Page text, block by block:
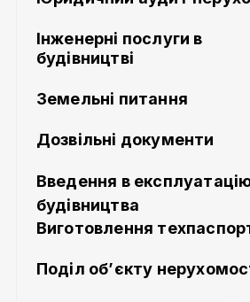
Інженерні послуги в
будівництві
Земельні питання
Дозвільні документи
Введення в
будівництва
Виготовлення
Поділ об’єкту